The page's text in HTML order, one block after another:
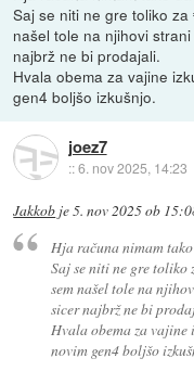
Saj se niti ne gre toliko
našel tole na njihovi
najbrž ne bi prodajali.
Hvala obema za vajine
gen4 boljšo izkušnjo.
joez7
::6. nov 2025, 14:23
Jakkob je5. nov 2025 ob
Hja računa nimam
Saj se niti ne gre toliko
sem našel tole na
sicer najbrž ne bi
Hvala obema za vajine
novim gen4 boljšo